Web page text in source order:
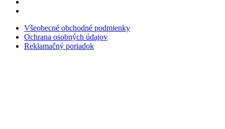
Všeobecné obchodné podmienky
Ochrana osobných údajov
Reklamačný poriadok